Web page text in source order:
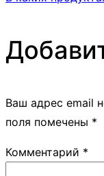
Ваш адрес email
поля помечены *
Комментарий *